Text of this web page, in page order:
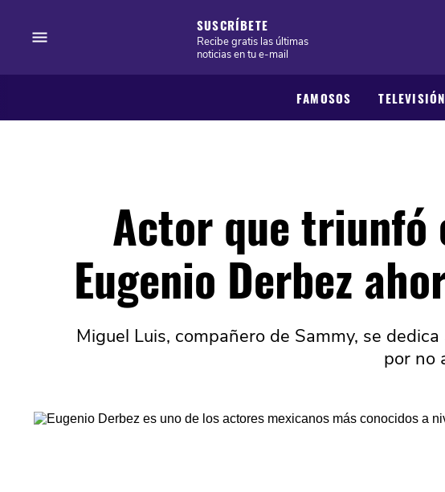
SUSCRÍBETE
Recibe gratis las últimas
noticias en tu e-mail
FAMOSOS TELEVISIÓN
Actor que triunfó
Eugenio Derbez
Miguel Luis, compañero de Sammy, se
por no